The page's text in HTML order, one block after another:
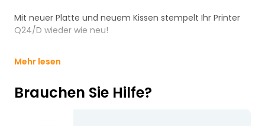
Mit neuer Platte und neuem Kissen stempelt Ihr Printer
Q24/D wieder wie neu!
Mehr lesen
Brauchen Sie Hilfe?